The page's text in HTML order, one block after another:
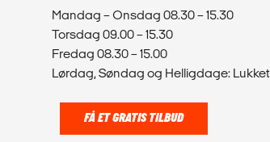
Mandag – Onsdag 08.30 – 15.30
Torsdag 09.00 – 15.30
Fredag 08.30 – 15.00
Lørdag, Søndag og Helligdage: Lukket
FÅ ET GRATIS TILBUD